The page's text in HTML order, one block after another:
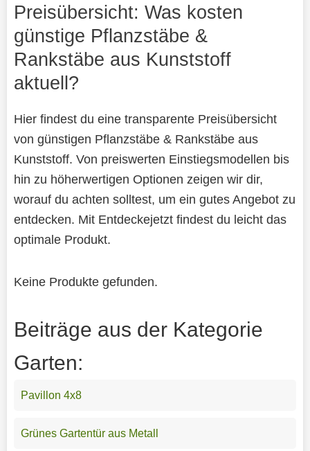
Preisübersicht: Was kosten
günstige Pflanzstäbe &
Rankstäbe aus Kunststoff
aktuell?
Hier findest du eine transparente Preisübersicht
von günstigen Pflanzstäbe & Rankstäbe aus
Kunststoff. Von preiswerten Einstiegsmodellen bis
hin zu höherwertigen Optionen zeigen wir dir,
worauf du achten solltest, um ein gutes Angebot zu
entdecken. Mit Entdeckejetzt findest du leicht das
optimale Produkt.
Keine Produkte gefunden.
Beiträge aus der Kategorie
Garten:
Pavillon 4x8
Grünes Gartentür aus Metall